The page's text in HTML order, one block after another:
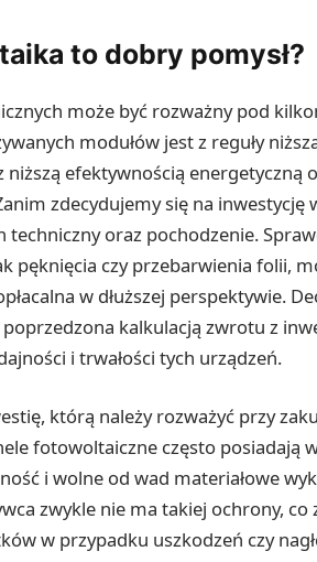
to dobry pomysł?
może być rozważny pod
modułów jest z reguły
niższą efektywnością energetyczną
zdecydujemy się na inwestycję
oraz pochodzenie.
pęknięcia czy przebarwienia folii,
w dłuższej perspektywie.
kalkulacją zwrotu z
i trwałości tych urządzeń.
którą należy rozważyć przy
fotowoltaiczne często posiadają
i wolne od wad materiałowe
zwykle nie ma takiej ochrony, co
w przypadku uszkodzeń czy